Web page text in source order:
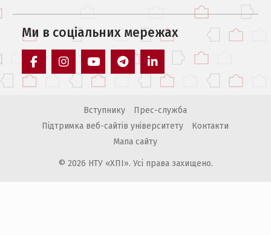
Ми в соцiальних мережах
facebook instagramyoutube telegram linkedin
Вступнику
Прес-служба
Підтримка веб-сайтів університету
Контакти
Мапа сайту
© 2026 НТУ «ХПІ». Усі права захищено.